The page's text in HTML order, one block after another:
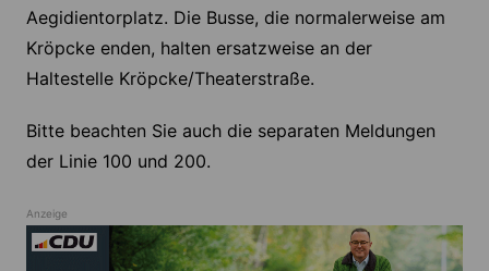
Aegidientorplatz. Die Busse, die normalerweise am
Kröpcke enden, halten ersatzweise an der
Haltestelle Kröpcke/Theaterstraße.
Bitte beachten Sie auch die separaten Meldungen
der Linie 100 und 200.
Anzeige